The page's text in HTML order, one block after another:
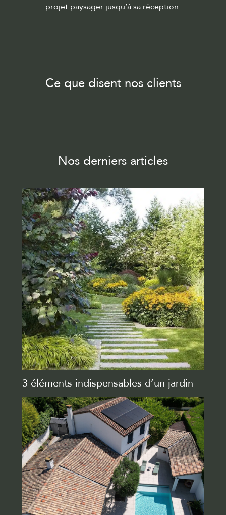
projet paysager jusqu’à sa réception.
Ce que disent nos clients
Nos derniers articles
3 éléments indispensables d’un jardin